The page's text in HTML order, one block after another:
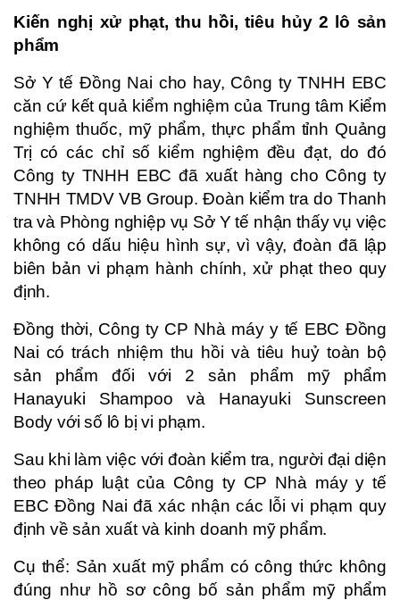
Kiến nghị xử phạt, thu hồi, tiêu hủy 2 lô sản
phẩm
Sở Y tế Đồng Nai cho hay, Công ty TNHH EBC
căn cứ kết quả kiểm nghiệm của Trung tâm Kiểm
nghiệm thuốc, mỹ phẩm, thực phẩm tỉnh Quảng
Trị có các chỉ số kiểm nghiệm đều đạt, do đó
Công ty TNHH EBC đã xuất hàng cho Công ty
TNHH TMDV VB Group. Đoàn kiểm tra do Thanh
tra và Phòng nghiệp vụ Sở Y tế nhận thấy vụ việc
không có dấu hiệu hình sự, vì vậy, đoàn đã lập
biên bản vi phạm hành chính, xử phạt theo quy
định.
Đồng thời, Công ty CP Nhà máy y tế EBC Đồng
Nai có trách nhiệm thu hồi và tiêu huỷ toàn bộ
sản phẩm đối với 2 sản phẩm mỹ phẩm
Hanayuki Shampoo và Hanayuki Sunscreen
Body với số lô bị vi phạm.
Sau khi làm việc với đoàn kiểm tra, người đại diện
theo pháp luật của Công ty CP Nhà máy y tế
EBC Đồng Nai đã xác nhận các lỗi vi phạm quy
định về sản xuất và kinh doanh mỹ phẩm.
Cụ thể: Sản xuất mỹ phẩm có công thức không
đúng như hồ sơ công bố sản phẩm mỹ phẩm